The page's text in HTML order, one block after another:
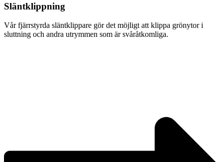
Släntklippning
Vår fjärrstyrda släntklippare gör det möjligt att klippa grönytor i
sluttning och andra utrymmen som är svåråtkomliga.